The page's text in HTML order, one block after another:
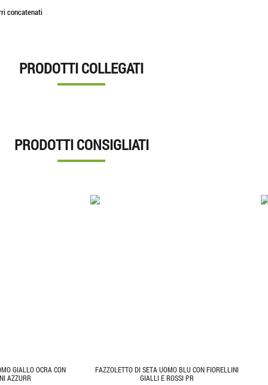
concatenati
PRODOTTI COLLEGATI
PRODOTTI CONSIGLIATI
GIALLO OCRA CON
AZZURR
FAZZOLETTO DI SETA UOMO BLU CON FIORELLINI
GIALLI E ROSSI PR